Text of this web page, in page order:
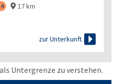
 17 km
zur Unterkunft 
Untergrenze zu verstehen.